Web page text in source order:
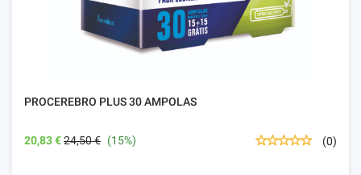
PROCEREBRO PLUS 30 AMPOLAS
20,83 €24,50 € (15%) (0)